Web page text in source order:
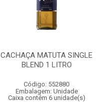
CACHAÇA MATUTA SINGLE
BLEND 1 LITRO
Código: 552880
Embalagem: Unidade
Caixa contém 6 unidade(s)